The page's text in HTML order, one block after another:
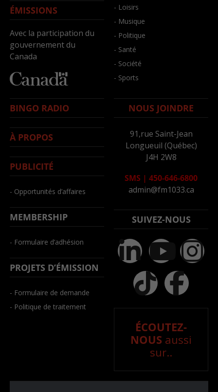
ÉMISSIONS
Avec la participation du
gouvernement du
Canada
- Loisirs
- Musique
- Politique
- Santé
- Société
- Sports
BINGO RADIO
À PROPOS
PUBLICITÉ
- Opportunités d’affaires
MEMBERSHIP
- Formulaire d’adhésion
PROJETS D’ÉMISSION
- Formulaire de demande
- Politique de traitement
NOUS JOINDRE
91,rue Saint-Jean
Longueuil (Québec)
J4H 2W8
SMS | 450-646-6800
admin@fm1033.ca
SUIVEZ-NOUS
ÉCOUTEZ-
NOUS aussi
sur..